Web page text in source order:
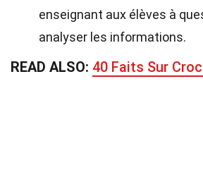
enseignant aux élèves à
analyser les informations.
READ ALSO: 40 Faits Sur